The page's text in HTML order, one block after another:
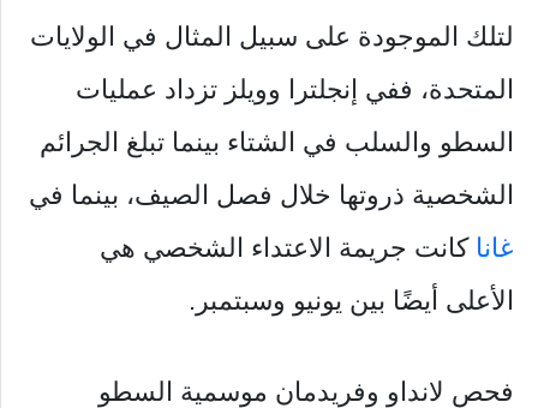
لتلك الموجودة على سبيل المثال في الولايات
المتحدة، ففي إنجلترا وويلز تزداد عمليات
السطو والسلب في الشتاء بينما تبلغ الجرائم
الشخصية ذروتها خلال فصل الصيف، بينما في
غانا كانت جريمة الاعتداء الشخصي هي
الأعلى أيضًا بين يونيو وسبتمبر.
فحص لانداو وفريدمان موسمية السطو